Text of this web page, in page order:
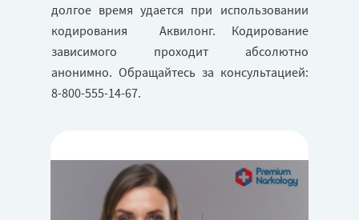
долгое время удается при использовании
кодирования Аквилонг. Кодирование
зависимого проходит абсолютно
анонимно. Обращайтесь за консультацией:
8-800-555-14-67.